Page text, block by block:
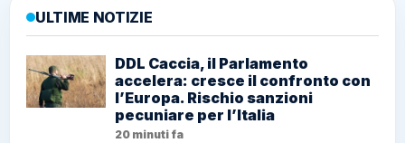
ULTIME NOTIZIE
DDL Caccia, il Parlamento
accelera: cresce il confronto con
l’Europa. Rischio sanzioni
pecuniare per l’Italia
20 minuti fa